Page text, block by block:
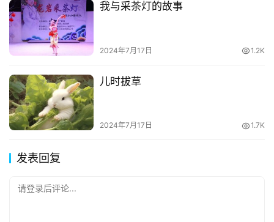
我与采茶灯的故事
2024年7月17日 1.2K
儿时拔草
2024年7月17日 1.7K
发表回复
请登录后评论...